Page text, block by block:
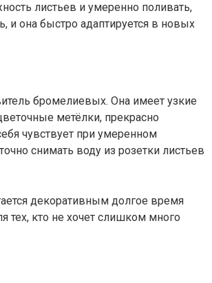
листьев и умеренно поливать,
и она быстро адаптируется в новых
бромелиевых. Она имеет узкие
метёлки, прекрасно
чувствует при умеренном
снимать воду из розетки листьев
декоративным долгое время
тех, кто не хочет слишком много